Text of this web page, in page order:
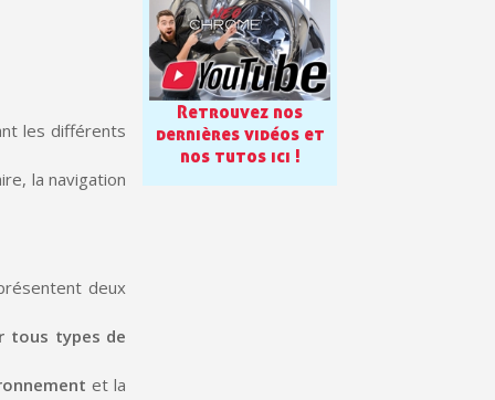
pour 250€ d'achats
dès 30€ d'achats
moins d'1 minute
des bons d'achat
à chaque commande
14 jours
les différents
la navigation
deux
tous types de
et la
Retrouvez nos
dernières vidéos et
nos tutos ici !